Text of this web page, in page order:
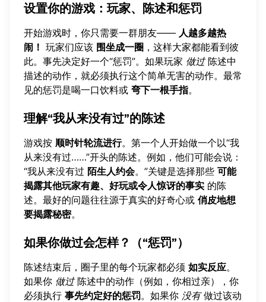
设置你的游戏：玩家、陈述和惩罚
开始游戏时，你只需要一群朋友—— 人越多越热
闹！ 玩家们应该 围坐成一圈 ，这样大家都能看到彼
此。事先决定好一个“惩罚”。如果玩家 做过陈述中
描述的动作，就必须执行这个简单无害的动作。最常
见的惩罚是喝一口饮料或 弯下一根手指。
理解“我从来没有过”的陈述
游戏按 顺时针轮流进行。第一个人开始做一个以“我
从来没有过……”开头的陈述。例如，他们可能会说：
“我从来没有过 陌生人约会。”关键是选择那些 可能
揭露其他玩家有趣、好玩或令人惊讶的事实 的陈
述。最好的问题往往源于真实的好奇心或 俏皮地想
要揭露秘密。
如果你做过会怎样？（“惩罚”）
陈述结束后，圈子里的每个玩家都必须 如实反应。
如果你 做过陈述中的动作（例如，你相过亲），你
必须执行 事先约定好的惩罚。如果你 没有做过该动